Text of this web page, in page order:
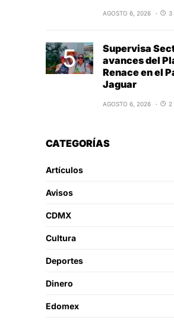
AGOSTO 6, 2026 3
Supervisa
avances del
Renace en el
Jaguar
AGOSTO 6, 2026 2
CATEGORÍAS
Artículos
Avisos
CDMX
Cultura
Deportes
Dinero
Edomex